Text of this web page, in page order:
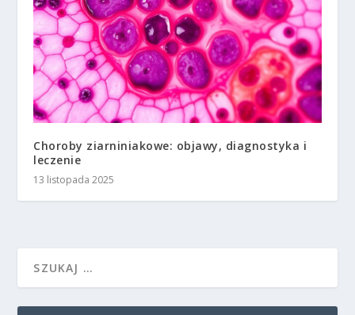
Choroby ziarniniakowe: objawy, diagnostyka i
leczenie
13 listopada 2025